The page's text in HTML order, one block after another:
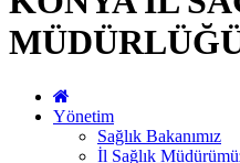
Yönetim
Sağlık Bakanımız
İl Sağlık